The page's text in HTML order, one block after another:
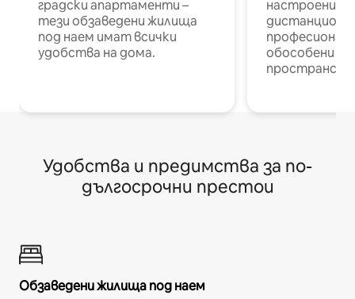
градски апартаменти –
тези обзаведени жилища
под наем имат всички
удобства на дома.
настроени и
обособени
Удобства и предимства за по-
дългосрочни престои
Обзаведени жилища под наем